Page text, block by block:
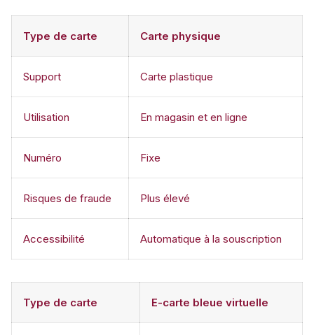
Type de carte Carte physique
Support Carte plastique
Utilisation En magasin et en ligne
Numéro Fixe
Risques de fraude Plus élevé
Accessibilité Automatique à la souscription
Type de carte E-carte bleue virtuelle